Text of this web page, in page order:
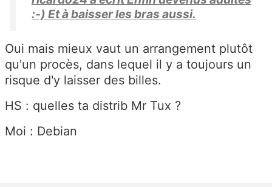
:-) Et à baisser les bras aussi.
Oui mais mieux vaut un arrangement plutôt
qu'un procès, dans lequel il y a toujours un
risque d'y laisser des billes.
HS : quelles ta distrib Mr Tux ?
Moi : Debian